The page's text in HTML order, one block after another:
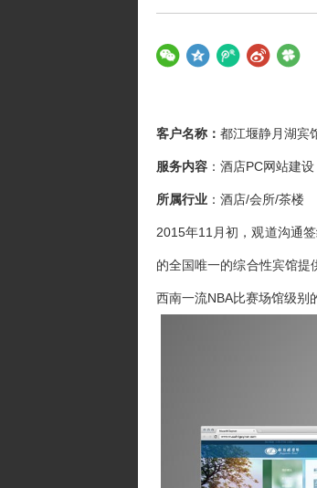
客户名称： 都江堰静月湖宾
服务内容 ：酒店PC网站建
所属行业 ：酒店/会所/茶楼
2015年11月初，观道沟通
的全国唯一的综合性宾馆提
西南一流NBA比赛场馆级别